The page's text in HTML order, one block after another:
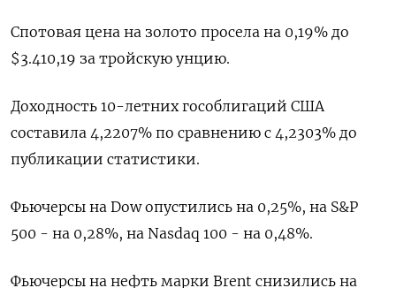
Спотовая цена на золото просела на 0,19% до
$3.410,19​ за тройскую унцию.
Доходность 10-летних гособлигаций США
составила​​​​ 4,2207% по сравнению с 4,2303% до
публикации статистики.
Фьючерсы на Dow опустились на 0,25%, на S&P
500 - на 0,28%, на Nasdaq 100 - на 0,48%.
Фьючерсы на нефть марки Brent снизились на